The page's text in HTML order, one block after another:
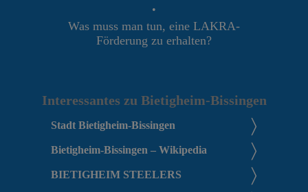
•
Was muss man tun, eine LAKRA-
Förderung zu erhalten?
Interessantes zu Bietigheim-Bissingen
Stadt Bietigheim-Bissingen
Bietigheim-Bissingen – Wikipedia
BIETIGHEIM STEELERS